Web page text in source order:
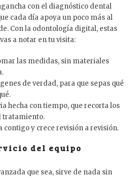
con el diagnóstico dental
cada día apoya un poco más al
Con la odontología digital, estas
a notar en tu visita:
las medidas, sin materiales
de verdad, para que sepas qué
hecha con tiempo, que recorta los
tratamiento.
contigo y crece revisión a revisión.
del equipo
que sea, sirve de nada sin